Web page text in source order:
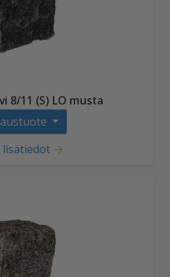
8/11 (S) LO musta
lisätiedot